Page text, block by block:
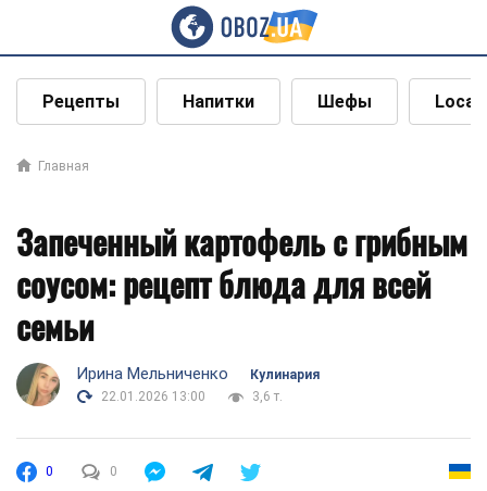
Рецепты Напитки Шефы Local
Главная
Запеченный картофель с грибным
соусом: рецепт блюда для всей
семьи
Ирина Мельниченко
Кулинария
22.01.2026 13:00
3,6 т.
0 0